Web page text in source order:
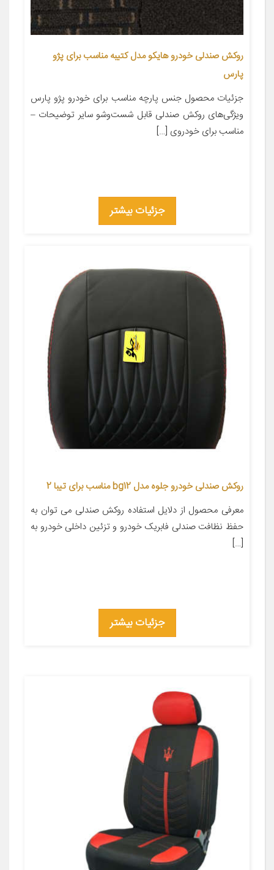
روکش صندلی خودرو هایکو مدل کتیبه مناسب برای پژو
پارس
جزئیات محصول جنس پارچه مناسب برای خودرو پژو پارس
ویژگی‌های روکش صندلی قابل شست‌وشو سایر توضیحات –
مناسب برای خودروی […]
جزئیات بیشتر
روکش صندلی خودرو جلوه مدل bg12 مناسب برای تیبا 2
معرفی محصول از دلایل استفاده روکش صندلی می توان به
حفظ نظافت صندلی فابریک خودرو و تزئین داخلی خودرو به
[…]
جزئیات بیشتر